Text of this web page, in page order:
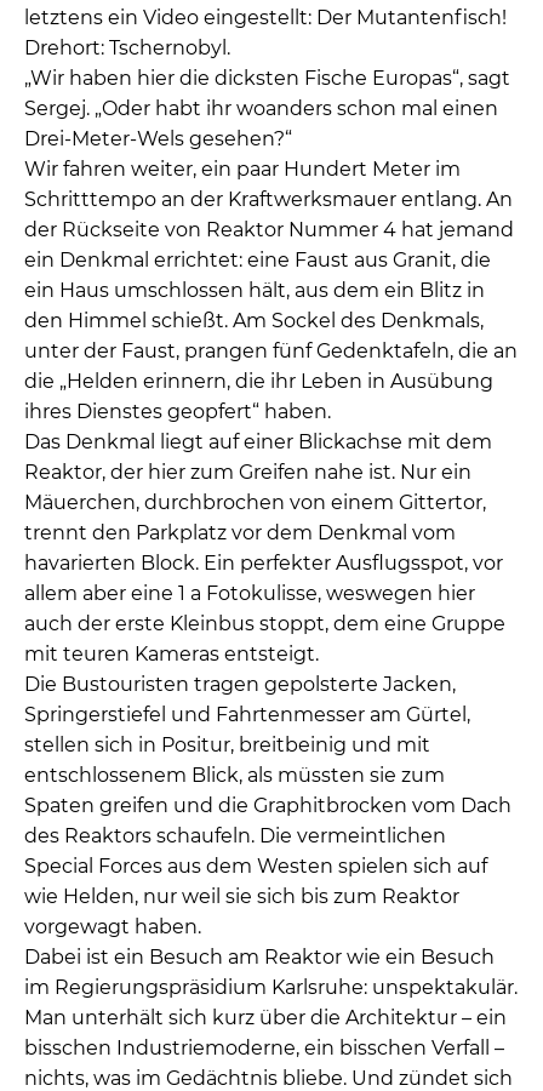
letztens ein Video eingestellt: Der Mutantenfisch!
Drehort: Tschernobyl.
„Wir haben hier die dicksten Fische Europas“, sagt
Sergej. „Oder habt ihr woanders schon mal einen
Drei-Meter-Wels gesehen?“
Wir fahren weiter, ein paar Hundert Meter im
Schritttempo an der Kraftwerksmauer entlang. An
der Rückseite von Reaktor Nummer 4 hat jemand
ein Denkmal errichtet: eine Faust aus Granit, die
ein Haus umschlossen hält, aus dem ein Blitz in
den Himmel schießt. Am Sockel des Denkmals,
unter der Faust, prangen fünf Gedenktafeln, die an
die „Helden erinnern, die ihr Leben in Ausübung
ihres Dienstes geopfert“ haben.
Das Denkmal liegt auf einer Blickachse mit dem
Reaktor, der hier zum Greifen nahe ist. Nur ein
Mäuerchen, durchbrochen von einem Gittertor,
trennt den Parkplatz vor dem Denkmal vom
havarierten Block. Ein perfekter Ausflugsspot, vor
allem aber eine 1 a Fotokulisse, weswegen hier
auch der erste Kleinbus stoppt, dem eine Gruppe
mit teuren Kameras entsteigt.
Die Bustouristen tragen gepolsterte Jacken,
Springerstiefel und Fahrtenmesser am Gürtel,
stellen sich in Positur, breitbeinig und mit
entschlossenem Blick, als müssten sie zum
Spaten greifen und die Graphitbrocken vom Dach
des Reaktors schaufeln. Die vermeintlichen
Special Forces aus dem Westen spielen sich auf
wie Helden, nur weil sie sich bis zum Reaktor
vorgewagt haben.
Dabei ist ein Besuch am Reaktor wie ein Besuch
im Regierungspräsidium Karlsruhe: unspektakulär.
Man unterhält sich kurz über die Architektur – ein
bisschen Industriemoderne, ein bisschen Verfall –
nichts, was im Gedächtnis bliebe. Und zündet sich